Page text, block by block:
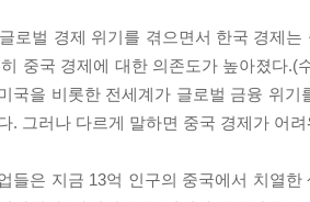
로벌 경제 위기를 겪으면서 한국 경제
중국 경제에 대한 의존도가 높아졌다.(
국을 비롯한 전세계가 글로벌 금융 위
. 그러나 다르게 말하면 중국 경제가 어
들은 지금 13억 인구의 중국에서 치열